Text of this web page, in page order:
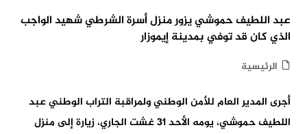
عبد اللطيف حموشي يزور منزل أسرة الشرطي شهيد الواجب
الذي كان قد توفي بمدينة إيموزار
الرئيسية
أجرى المدير العام للأمن الوطني ولمراقبة التراب الوطني عبد
اللطيف حموشي، يومه الأحد 31 غشت الجاري، زيارة إلى منزل